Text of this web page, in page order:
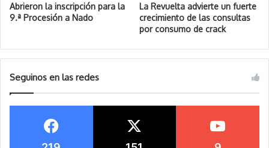
Abrieron la inscripción para la
9.ª Procesión a Nado
La Revuelta advierte un fuerte
crecimiento de las consultas
por consumo de crack
Seguinos en las redes